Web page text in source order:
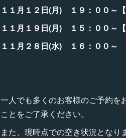
１１月１２日(月) １９：００～
１１月１９日(月) １５：００～
１１月２８日(水) １６：００～
一人でも多くのお客様のご予約を
ことをご了承ください。
また、現時点での空き状況とな